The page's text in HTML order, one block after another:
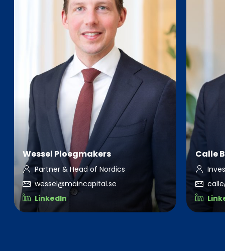
Wessel Ploegmakers
Partner & Head of Nordics
wessel@maincapital.se
LinkedIn
Calle